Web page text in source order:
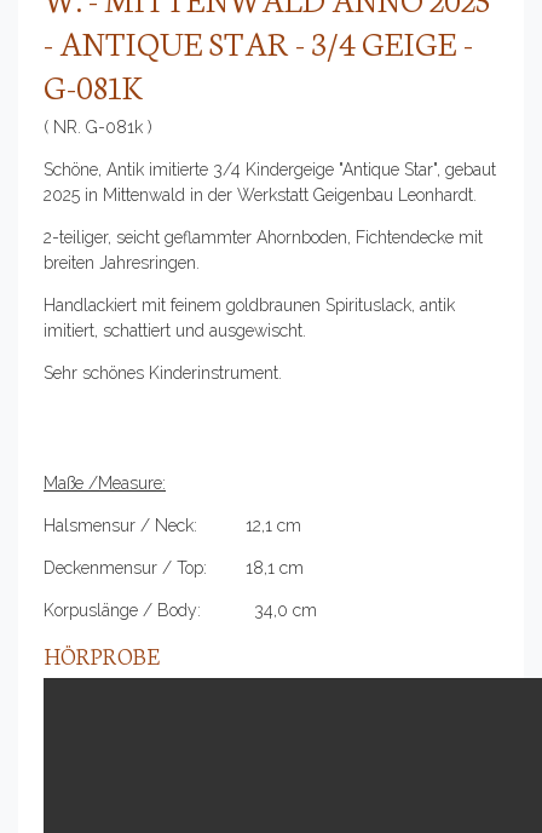
- ANTIQUE STAR - 3/4 GEIGE -
G-081K
( NR. G-081k )
Schöne, Antik imitierte 3/4 Kindergeige "Antique Star", gebaut
2025 in Mittenwald in der Werkstatt Geigenbau Leonhardt.
2-teiliger, seicht geflammter Ahornboden, Fichtendecke mit
breiten Jahresringen.
Handlackiert mit feinem goldbraunen Spirituslack, antik
imitiert, schattiert und ausgewischt.
Sehr schönes Kinderinstrument.
Maße /Measure:
Halsmensur / Neck: 12,1 cm
Deckenmensur / Top: 18,1 cm
Korpuslänge / Body: 34,0 cm
HÖRPROBE